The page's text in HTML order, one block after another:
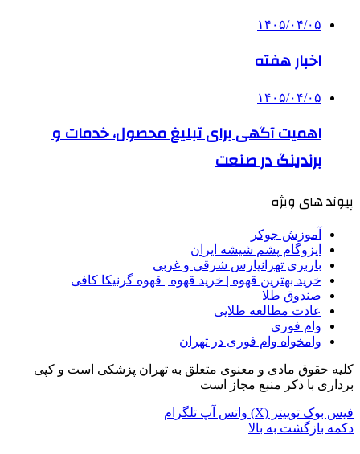
۱۴۰۵/۰۴/۰۵
اخبار هفته
۱۴۰۵/۰۴/۰۵
اهمیت آگهی برای تبلیغ محصول، خدمات و
برندینگ در صنعت
پیوند های ویژه
آموزش جوکر
ایزوگام پشم شیشه ایران
باربری تهرانپارس شرقی و غربی
خرید بهترین قهوه | خرید قهوه | قهوه گرنیکا کافی
صندوق طلا
عادت مطالعه طلایی
وام فوری
وامخواه وام فوری در تهران
کلیه حقوق مادی و معنوی متعلق به تهران پزشکی است و کپی
برداری با ذکر منبع مجاز است
فیس بوک توییتر (X) واتس آپ تلگرام
دکمه بازگشت به بالا